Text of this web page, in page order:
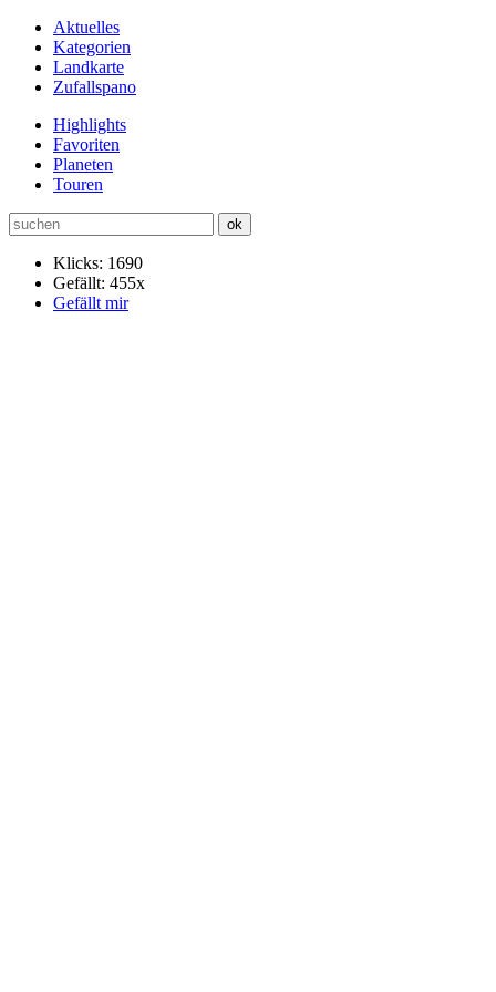
Aktuelles
Kategorien
Landkarte
Zufallspano
Highlights
Favoriten
Planeten
Touren
Klicks: 1690
Gefällt: 455x
Gefällt mir